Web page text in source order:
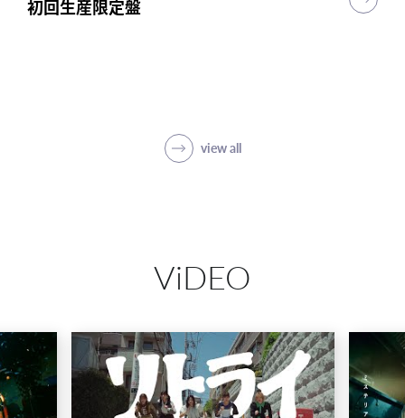
初回生産限定盤
初回生産限定盤
初回生産限定盤
突破
初回生産限定盤(1CD＋5Blu-ray＋PHOTO
view all
ViDEO